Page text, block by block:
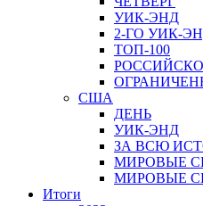
УИК-ЭНД
2-ГО УИК-
ТОП-100
США
ДЕНЬ
УИК-ЭНД
ЗА ВСЮ
МИРОВЫЕ
МИРОВЫЕ
Итоги